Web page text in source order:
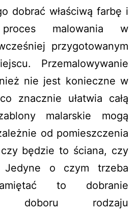
dobrać właściwą farbę i
proces malowania w
przygotowanym
Przemalowywanie
nie jest konieczne w
znacznie ułatwia całą
malarskie mogą
od pomieszczenia
będzie to ściana, czy
Jedyne o czym trzeba
to dobranie
doboru rodzaju